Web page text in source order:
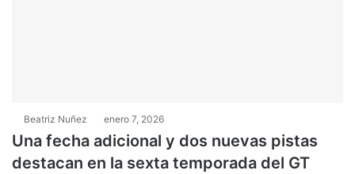
Beatriz Nuñez enero 7, 2026
Una fecha adicional y dos nuevas pistas
destacan en la sexta temporada del GT